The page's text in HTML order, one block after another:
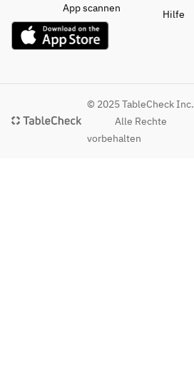
App scannen
Hilfe
© 2025 TableCheck Inc.
Alle Rechte
vorbehalten